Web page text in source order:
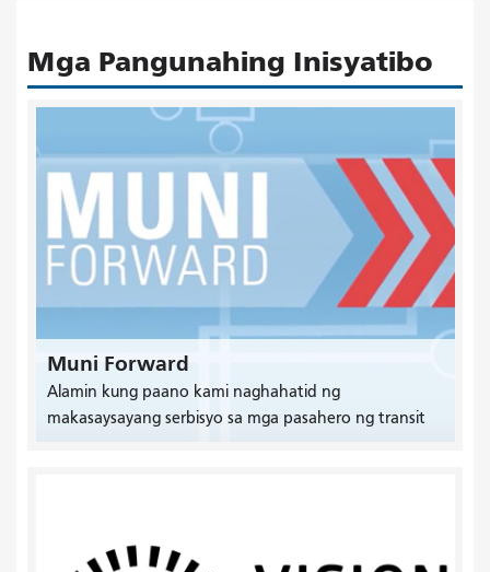
Mga Pangunahing Inisyatibo
Muni Forward
Alamin kung paano kami naghahatid ng
makasaysayang serbisyo sa mga pasahero ng transit